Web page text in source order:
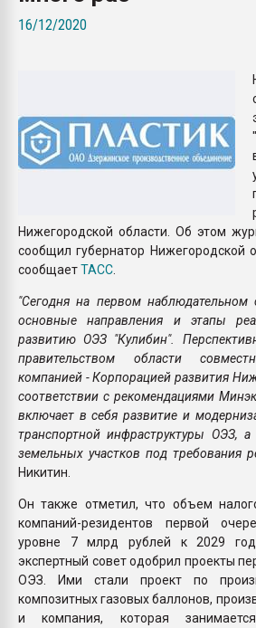
16/12/2020
Нижегородской области. Об этом
сообщил губернатор Нижегородской
сообщаетТАСС
"Сегодня на первом наблюдательном
основные направления и этапы
развитию ОЭЗ "Кулибин".
правительством области
компанией - Корпорацией развития
соответствии с рекомендациями
включает в себя развитие и
транспортной инфраструктуры ОЭЗ,
земельных участков под требования
Никитин.
Он также отметил, что объем
компаний-резидентов первой
уровне 7 млрд рублей к 2029
экспертный совет одобрил проекты
ОЭЗ. Ими стали проект по
композитных газовых баллонов,
и компания, которая занимается